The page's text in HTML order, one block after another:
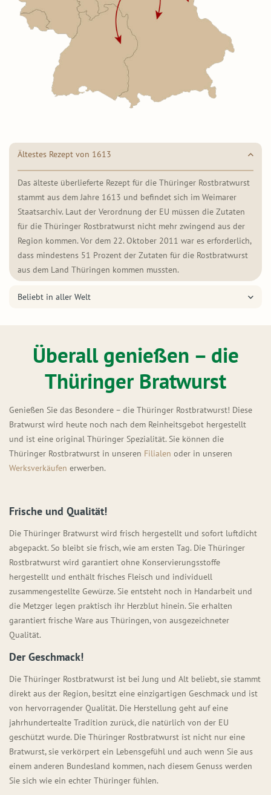
Ältestes Rezept von 1613
Das älteste überlieferte Rezept für die Thüringer Rostbratwurst
stammt aus dem Jahre 1613 und befindet sich im Weimarer
Staatsarchiv. Laut der Verordnung der EU müssen die Zutaten
für die Thüringer Rostbratwurst nicht mehr zwingend aus der
Region kommen. Vor dem 22. Oktober 2011 war es erforderlich,
dass mindestens 51 Prozent der Zutaten für die Rostbratwurst
aus dem Land Thüringen kommen mussten.
Beliebt in aller Welt
Überall genießen – die
Thüringer Bratwurst
Genießen Sie das Besondere – die Thüringer Rostbratwurst! Diese
Bratwurst wird heute noch nach dem Reinheitsgebot hergestellt
und ist eine original Thüringer Spezialität. Sie können die
Thüringer Rostbratwurst in unseren Filialen oder in unseren
Werksverkäufen erwerben.
Frische und Qualität!
Die Thüringer Bratwurst wird frisch hergestellt und sofort luftdicht
abgepackt. So bleibt sie frisch, wie am ersten Tag. Die Thüringer
Rostbratwurst wird garantiert ohne Konservierungsstoffe
hergestellt und enthält frisches Fleisch und individuell
zusammengestellte Gewürze. Sie entsteht noch in Handarbeit und
die Metzger legen praktisch ihr Herzblut hinein. Sie erhalten
garantiert frische Ware aus Thüringen, von ausgezeichneter
Qualität.
Der Geschmack!
Die Thüringer Rostbratwurst ist bei Jung und Alt beliebt, sie stammt
direkt aus der Region, besitzt eine einzigartigen Geschmack und ist
von hervorragender Qualität. Die Herstellung geht auf eine
jahrhundertealte Tradition zurück, die natürlich von der EU
geschützt wurde. Die Thüringer Rostbratwurst ist nicht nur eine
Bratwurst, sie verkörpert ein Lebensgefühl und auch wenn Sie aus
einem anderen Bundesland kommen, nach diesem Genuss werden
Sie sich wie ein echter Thüringer fühlen.